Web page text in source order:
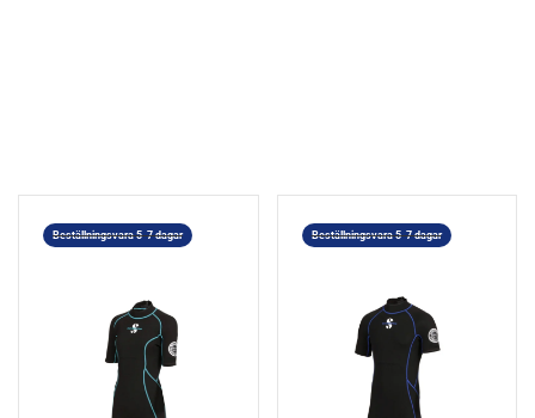
Beställningsvara 5-7 dagar Beställningsvara 5-7 dagar